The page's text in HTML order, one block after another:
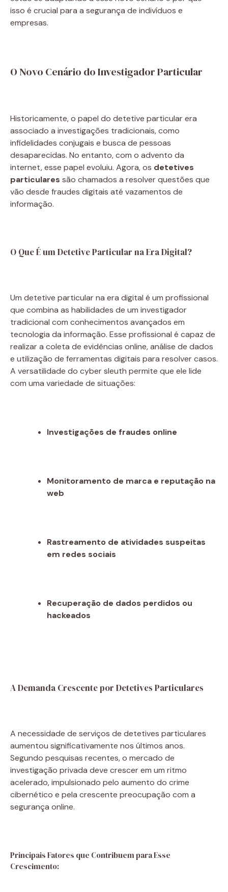
isso é crucial para a segurança de indivíduos e
empresas.
O Novo Cenário do Investigador Particular
Historicamente, o papel do detetive particular era
associado a investigações tradicionais, como
infidelidades conjugais e busca de pessoas
desaparecidas. No entanto, com o advento da
internet, esse papel evoluiu. Agora, os detetives
particulares são chamados a resolver questões que
vão desde fraudes digitais até vazamentos de
informação.
O Que É um Detetive Particular na Era Digital?
Um detetive particular na era digital é um profissional
que combina as habilidades de um investigador
tradicional com conhecimentos avançados em
tecnologia da informação. Esse profissional é capaz de
realizar a coleta de evidências online, análise de dados
e utilização de ferramentas digitais para resolver casos.
A versatilidade do cyber sleuth permite que ele lide
com uma variedade de situações:
Investigações de fraudes online
Monitoramento de marca e reputação na
web
Rastreamento de atividades suspeitas
em redes sociais
Recuperação de dados perdidos ou
hackeados
A Demanda Crescente por Detetives Particulares
A necessidade de serviços de detetives particulares
aumentou significativamente nos últimos anos.
Segundo pesquisas recentes, o mercado de
investigação privada deve crescer em um ritmo
acelerado, impulsionado pelo aumento do crime
cibernético e pela crescente preocupação com a
segurança online.
Principais Fatores que Contribuem para Esse
Crescimento: